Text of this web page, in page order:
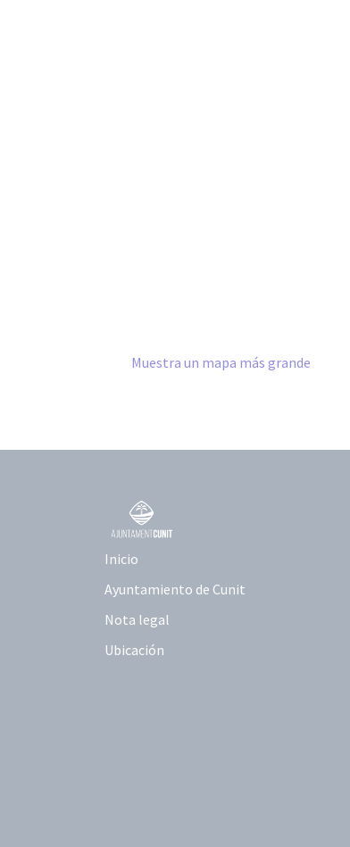
Muestra un mapa más grande
Inicio
Ayuntamiento de Cunit
Nota legal
Ubicación